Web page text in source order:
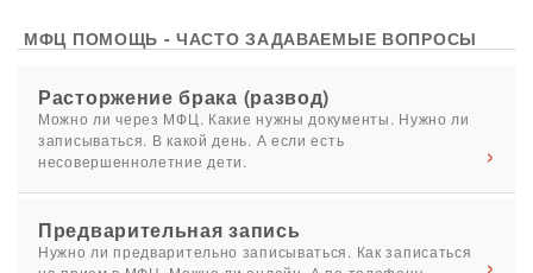
МФЦ ПОМОЩЬ - ЧАСТО ЗАДАВАЕМЫЕ ВОПРОСЫ
Расторжение брака (развод)
Можно ли через МФЦ. Какие нужны документы. Нужно ли
записываться. В какой день. А если есть
несовершеннолетние дети.
Предварительная запись
Нужно ли предварительно записываться. Как записаться